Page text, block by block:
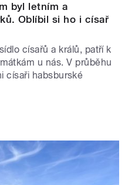
byl letním a
Oblíbil si ho i císař
císařů a králů, patří k
u nás. V průběhu
císaři habsburské